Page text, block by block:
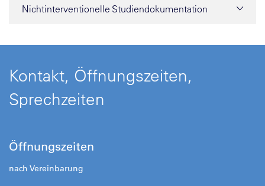
Nichtinterventionelle Studiendokumentation
Kontakt, Öffnungszeiten,
Sprechzeiten
Öffnungszeiten
nach Vereinbarung